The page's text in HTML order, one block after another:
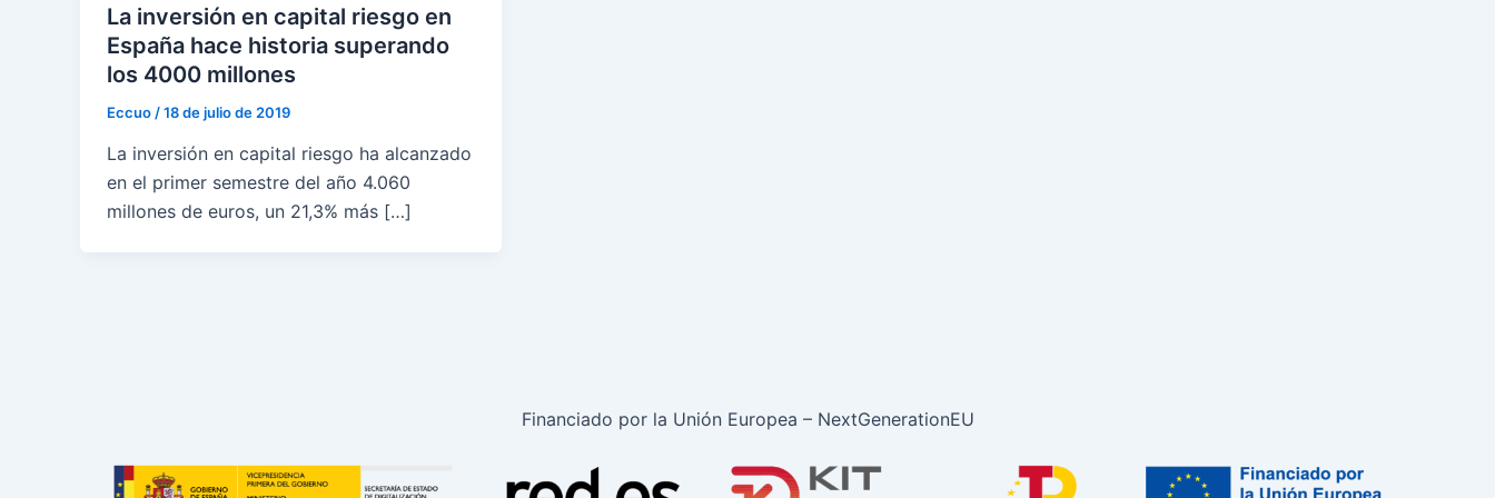
La inversión en capital riesgo en
España hace historia superando
los 4000 millones
Eccuo /18 de julio de 2019
La inversión en capital riesgo ha alcanzado
en el primer semestre del año 4.060
millones de euros, un 21,3% más […]
Financiado por la Unión Europea – NextGenerationEU